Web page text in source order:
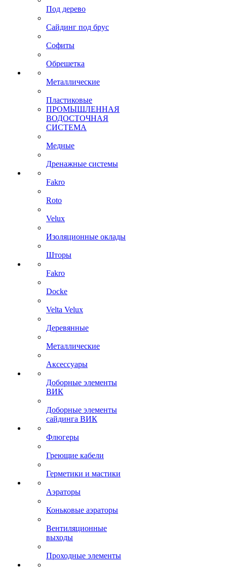
Под дерево
Сайдинг под брус
Софиты
Обрешетка
Металлические
Пластиковые
ПРОМЫШЛЕННАЯ
ВОДОСТОЧНАЯ
СИСТЕМА
Медные
Дренажные системы
Fakro
Roto
Velux
Изоляционные оклады
Шторы
Fakro
Docke
Velta Velux
Деревянные
Металлические
Аксессуары
Доборные элементы
ВИК
Доборные элементы
сайдинга ВИК
Флюгеры
Греющие кабели
Герметики и мастики
Аэраторы
Коньковые аэраторы
Вентиляционные
выходы
Проходные элементы